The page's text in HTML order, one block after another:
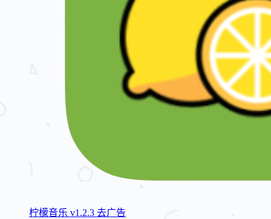
柠檬音乐 v1.2.3 去广告